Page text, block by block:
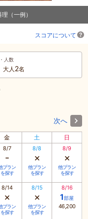
（一例）
スコアについて
人数
大人 2名
次へ
金 土 日
8/7
-
プラン
を探す
8/8
×
他プラン
を探す
8/9
×
他プラン
を探す
8/14
×
プラン
を探す
8/15
×
他プラン
を探す
8/16
1部屋
46,200